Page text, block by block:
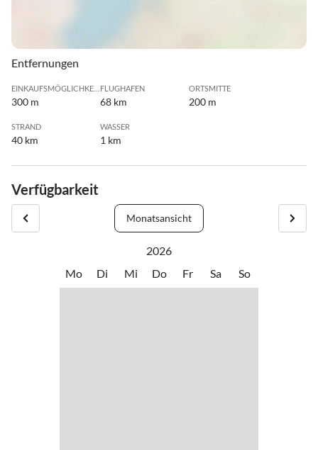
Entfernungen
300 m
FLUGHAFEN
68 km
ORTSMITTE
200 m
STRAND
40 km
WASSER
1 km
Verfügbarkeit
Monatsansicht
2026
Mo
Di Mi Do Fr Sa So